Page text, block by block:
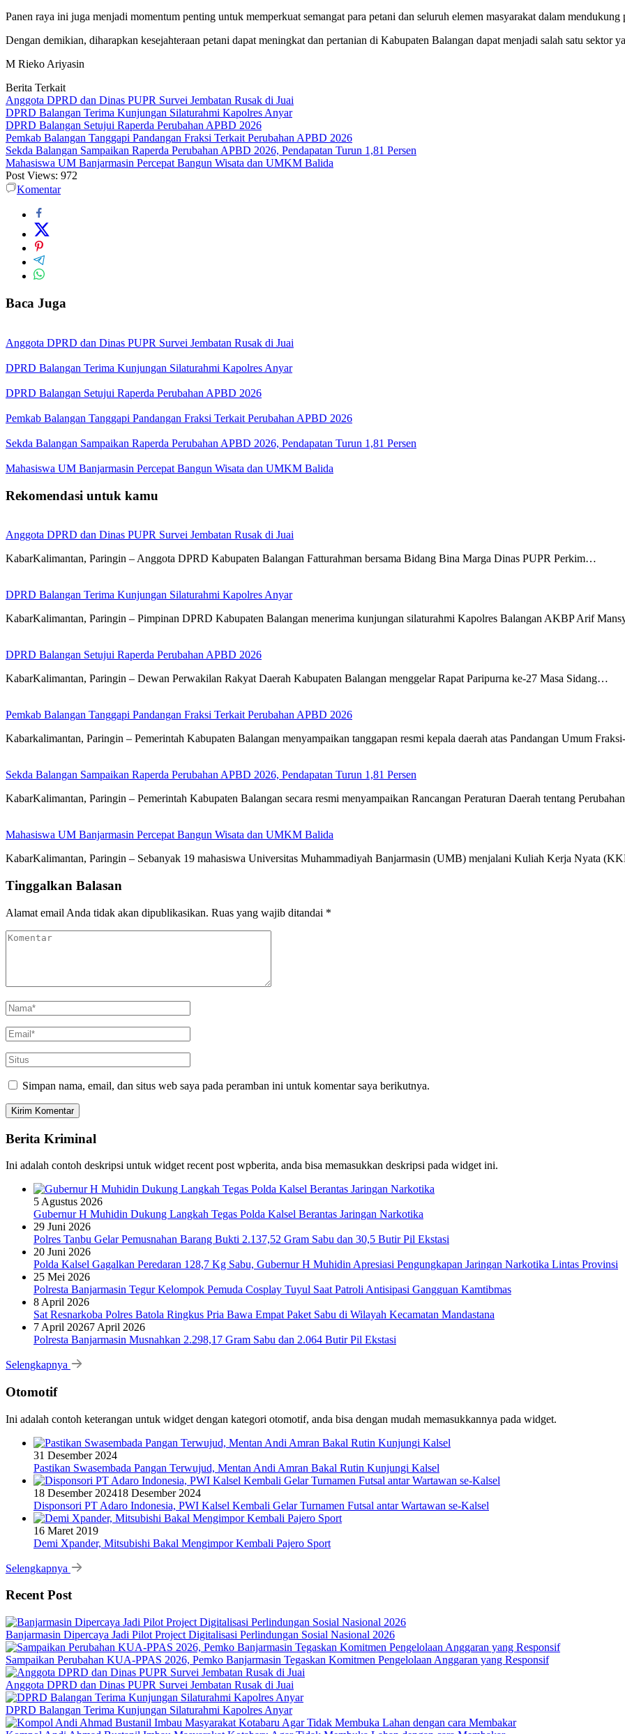
Panen raya ini juga menjadi momentum penting untuk memperkuat semangat para petani dan seluruh elemen masyarakat dalam
Dengan demikian, diharapkan kesejahteraan petani dapat meningkat dan pertanian di Kabupaten Balangan dapat menjadi salah satu sektor
M Rieko Ariyasin
Berita Terkait
Anggota DPRD dan Dinas PUPR Survei Jembatan Rusak di Juai
DPRD Balangan Terima Kunjungan Silaturahmi Kapolres Anyar
DPRD Balangan Setujui Raperda Perubahan APBD 2026
Pemkab Balangan Tanggapi Pandangan Fraksi Terkait Perubahan APBD 2026
Sekda Balangan Sampaikan Raperda Perubahan APBD 2026, Pendapatan Turun 1,81 Persen
Mahasiswa UM Banjarmasin Percepat Bangun Wisata dan UMKM Balida
Post Views: 972
Komentar
Baca Juga
Anggota DPRD dan Dinas PUPR Survei Jembatan Rusak di Juai
DPRD Balangan Terima Kunjungan Silaturahmi Kapolres Anyar
DPRD Balangan Setujui Raperda Perubahan APBD 2026
Pemkab Balangan Tanggapi Pandangan Fraksi Terkait Perubahan APBD 2026
Sekda Balangan Sampaikan Raperda Perubahan APBD 2026, Pendapatan Turun 1,81 Persen
Mahasiswa UM Banjarmasin Percepat Bangun Wisata dan UMKM Balida
Rekomendasi untuk kamu
Anggota DPRD dan Dinas PUPR Survei Jembatan Rusak di Juai
KabarKalimantan, Paringin – Anggota DPRD Kabupaten Balangan Fatturahman bersama Bidang Bina Marga Dinas PUPR Perkim…
DPRD Balangan Terima Kunjungan Silaturahmi Kapolres Anyar
KabarKalimantan, Paringin – Pimpinan DPRD Kabupaten Balangan menerima kunjungan silaturahmi Kapolres Balangan AKBP Arif
DPRD Balangan Setujui Raperda Perubahan APBD 2026
KabarKalimantan, Paringin – Dewan Perwakilan Rakyat Daerah Kabupaten Balangan menggelar Rapat Paripurna ke-27 Masa Sidang…
Pemkab Balangan Tanggapi Pandangan Fraksi Terkait Perubahan APBD 2026
Kabarkalimantan, Paringin – Pemerintah Kabupaten Balangan menyampaikan tanggapan resmi kepala daerah atas Pandangan Umum
Sekda Balangan Sampaikan Raperda Perubahan APBD 2026, Pendapatan Turun 1,81 Persen
KabarKalimantan, Paringin – Pemerintah Kabupaten Balangan secara resmi menyampaikan Rancangan Peraturan Daerah tentang
Mahasiswa UM Banjarmasin Percepat Bangun Wisata dan UMKM Balida
KabarKalimantan, Paringin – Sebanyak 19 mahasiswa Universitas Muhammadiyah Banjarmasin (UMB) menjalani Kuliah Kerja Nyata
Tinggalkan Balasan
Alamat email Anda tidak akan dipublikasikan. Ruas yang wajib ditandai *
Simpan nama, email, dan situs web saya pada peramban ini untuk komentar saya berikutnya.
Berita Kriminal
Ini adalah contoh deskripsi untuk widget recent post wpberita, anda bisa memasukkan deskripsi pada widget ini.
5 Agustus 2026
Gubernur H Muhidin Dukung Langkah Tegas Polda Kalsel Berantas Jaringan Narkotika
29 Juni 2026
Polres Tanbu Gelar Pemusnahan Barang Bukti 2.137,52 Gram Sabu dan 30,5 Butir Pil Ekstasi
20 Juni 2026
Polda Kalsel Gagalkan Peredaran 128,7 Kg Sabu, Gubernur H Muhidin Apresiasi Pengungkapan Jaringan Narkotika Lintas Provinsi
25 Mei 2026
Polresta Banjarmasin Tegur Kelompok Pemuda Cosplay Tuyul Saat Patroli Antisipasi Gangguan Kamtibmas
8 April 2026
Sat Resnarkoba Polres Batola Ringkus Pria Bawa Empat Paket Sabu di Wilayah Kecamatan Mandastana
7 April 20267 April 2026
Polresta Banjarmasin Musnahkan 2.298,17 Gram Sabu dan 2.064 Butir Pil Ekstasi
Selengkapnya
Otomotif
Ini adalah contoh keterangan untuk widget dengan kategori otomotif, anda bisa dengan mudah memasukkannya pada widget.
31 Desember 2024
Pastikan Swasembada Pangan Terwujud, Mentan Andi Amran Bakal Rutin Kunjungi Kalsel
18 Desember 202418 Desember 2024
Disponsori PT Adaro Indonesia, PWI Kalsel Kembali Gelar Turnamen Futsal antar Wartawan se-Kalsel
16 Maret 2019
Demi Xpander, Mitsubishi Bakal Mengimpor Kembali Pajero Sport
Selengkapnya
Recent Post
Banjarmasin Dipercaya Jadi Pilot Project Digitalisasi Perlindungan Sosial Nasional 2026
Sampaikan Perubahan KUA-PPAS 2026, Pemko Banjarmasin Tegaskan Komitmen Pengelolaan Anggaran yang Responsif
Anggota DPRD dan Dinas PUPR Survei Jembatan Rusak di Juai
DPRD Balangan Terima Kunjungan Silaturahmi Kapolres Anyar